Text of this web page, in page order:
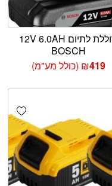
סוללת לתיום 12V 6.0AH
BOSCH
₪419 (כולל מע"מ)